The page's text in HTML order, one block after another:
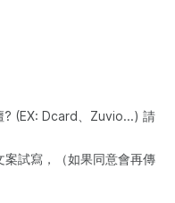
? (EX: Dcard、Zuvio...) 請
試寫，（如果同意會再傳